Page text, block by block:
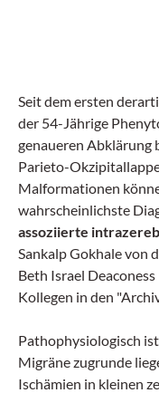
Seit dem ersten
der 54-Jährige
genaueren Abklärung
Parieto-
Malformationen
wahrscheinlichste
assoziierte
Sankalp Gokhale von
Beth Israel
Kollegen in den
Pathophysiologisch
Migräne zugrunde
Ischämien in kleinen